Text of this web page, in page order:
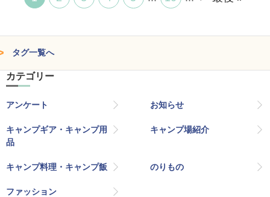
タグ一覧へ
カテゴリー
アンケート お知らせ
キャンプギア・キャンプ用
品
キャンプ場紹介
キャンプ料理・キャンプ飯 のりもの
ファッション